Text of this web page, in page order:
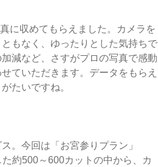
に収めてもらえました。カメラを
もなく、ゆったりとした気持ちで
減など、さすがプロの写真で感動
ていただきます。データをもらえ
たいですね。
。今回は「お宮参りプラン」
約500～600カットの中から、カ